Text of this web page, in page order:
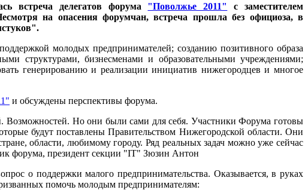
встреча делегатов форума "Поволжье 2011"
с заместителем
на опасения форумчан, встреча прошла без официоза, в
молодых предпринимателей; созданию позитивного образа
структурами, бизнесменами и образовательными учреждениями;
генерированию и реализации инициатив нижегородцев и многое
и обсуждены перспективы форума.
Но они были сами для себя. Участники Форума готовы
будут поставлены Правительством Нижегородской области. Они
области, любимому городу. Ряд реальных задач можно уже сейчас
форума, президент секции "IT" Зюзин Антон
о поддержки малого предпринимательства. Оказывается, в руках
помочь молодым предпринимателям: